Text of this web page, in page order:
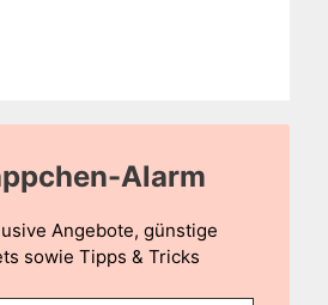
Alarm
Angebote, günstige
sowie Tipps & Tricks